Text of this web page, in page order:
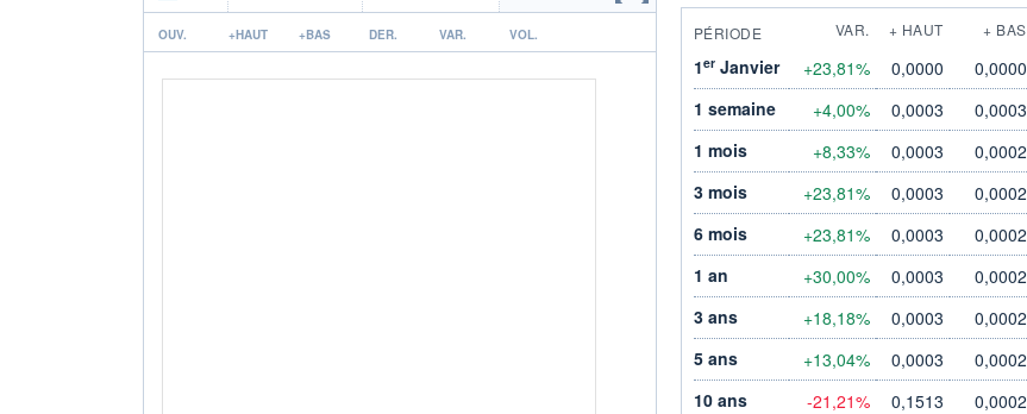
OUV. +HAUT +BAS DER. VAR. VOL. PÉRIODE VAR. + HAUT + BAS
1erJanvier +23,81% 0,0000
0,0000
1 semaine
+4,00% 0,0003
0,0003
1 mois
+8,33% 0,0003
0,0002
3 mois
+23,81% 0,0003
0,0002
6 mois
+23,81% 0,0003
0,0002
1 an
+30,00% 0,0003
0,0002
3 ans
+18,18% 0,0003
0,0002
5 ans
+13,04% 0,0003
0,0002
10 ans
-21,21% 0,1513
0,0002